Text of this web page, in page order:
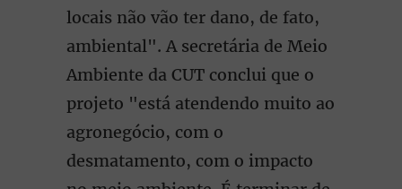
locais não vão ter dano, de fato,
ambiental". A secretária de Meio
Ambiente da CUT conclui que o
projeto "está atendendo muito ao
agronegócio, com o
desmatamento, com o impacto